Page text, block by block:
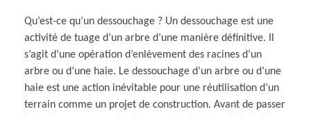
Qu’est-ce qu’un dessouchage ? Un dessouchage est une
activité de tuage d’un arbre d’une manière définitive. Il
s’agit d’une opération d’enlèvement des racines d’un
arbre ou d’une haie. Le dessouchage d’un arbre ou d’une
haie est une action inévitable pour une réutilisation d’un
terrain comme un projet de construction. Avant de passer